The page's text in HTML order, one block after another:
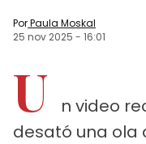
PorPaula Moskal
25 nov 2025 - 16:01
U
n video
desató una ola